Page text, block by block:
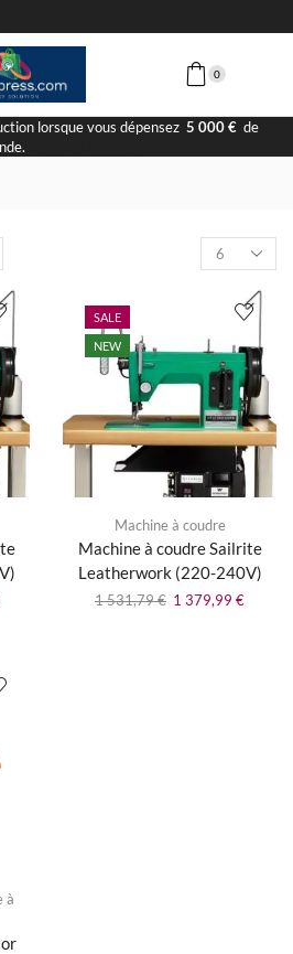
0
lorsque vous dépensez 5 000 €de
SALE
NEW
Machine à coudre
Machine à coudre Sailrite
Leatherwork (220-240V)
1 531,79€ 1 379,99 €
à